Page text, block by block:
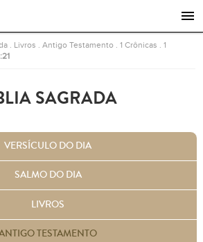
Livros .Antigo Testamento .1 Crônicas .1
SAGRADA
VERSÍCULO DO DIA
SALMO DO DIA
LIVROS
TESTAMENTO